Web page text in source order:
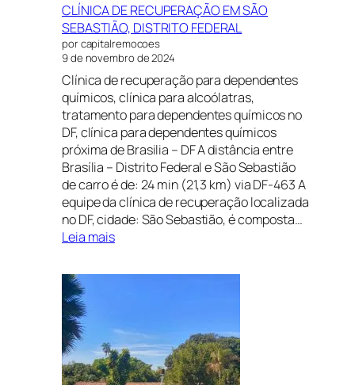
CLÍNICA DE RECUPERAÇÃO EM SÃO
SEBASTIÃO, DISTRITO FEDERAL
por capitalremocoes
9 de novembro de 2024
Clínica de recuperação para dependentes
químicos, clínica para alcoólatras,
tratamento para dependentes químicos no
DF, clínica para dependentes químicos
próxima de Brasilia – DF A distância entre
Brasília – Distrito Federal e São Sebastião
de carro é de: 24 min (21,3 km) via DF-463 A
equipe da clínica de recuperação localizada
no DF, cidade: São Sebastião, é composta…
Leia mais:
DE
SEBASTIÃO,
DISTRITO
FEDERAL